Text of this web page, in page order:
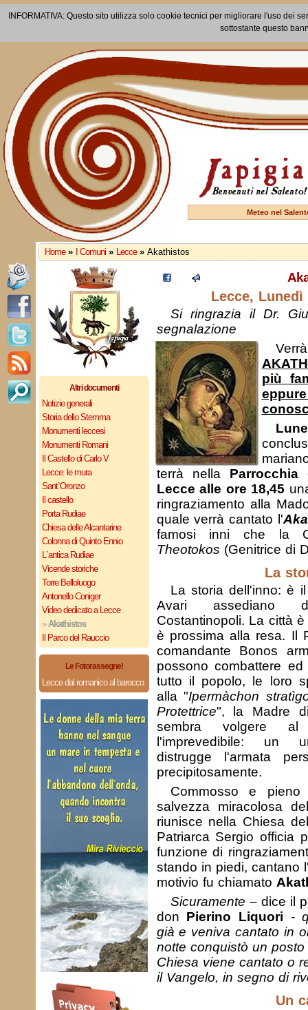
INFORMATIVA: Questo sito utilizza solo cookie tecnici per migliorare l'uso dei
sottostante questo
Meteo nel
Home » I Comuni » Lecce » Akathistos
Altri documenti
Notizie generali
Storia dello Stemma
Monumenti leccesi
Monumenti Romani
Il Castello di Carlo V
Lecce: le mura
Sant`Oronzo
Il castello
Porta Rudiae
Chiesa delle Alcantarine
Colonna di Quinto Ennio
L`antica Rudiae
Vicende storiche
Torre Belloluogo
Antonello Coniger
Video dedicato a Lecce
»Akathistos
Il Parco del Rauccio
Le Fotorassegne!
Lecce dal romanico al barocco
Lecce, Lunedì
Si ringrazia il Dr.
segnalazione
più
terrà nella
Lecce alle ore 18,45
ringraziamento alla
quale verrà cantato l'
famosi inni che la
Theotokos (Genitrice di
La
La storia dell'inno: è
Avari assediano
Costantinopoli. La città
è prossima alla resa. Il
comandante Bonos
possono combattere
tutto il popolo, le loro
alla "Ipermàchon
Protettrice", la Madre
sembra volgere al
l'imprevedibile: un
distrugge l'armata
precipitosamente.
Commosso e
salvezza miracolosa
riunisce nella Chiesa
Patriarca Sergio officia
funzione di
stando in piedi, cantano
motivio fu chiamato
Sicuramente – dice il
don Pierino Liquori -
già e veniva cantato in
notte conquistò un
Chiesa viene cantato o
il Vangelo, in segno di
Un